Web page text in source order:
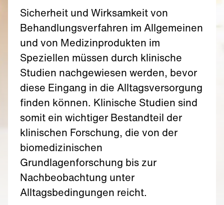
Sicherheit und Wirksamkeit von
Behandlungsverfahren im Allgemeinen
und von Medizinprodukten im
Speziellen müssen durch klinische
Studien nachgewiesen werden, bevor
diese Eingang in die Alltagsversorgung
finden können. Klinische Studien sind
somit ein wichtiger Bestandteil der
klinischen Forschung, die von der
biomedizinischen
Grundlagenforschung bis zur
Nachbeobachtung unter
Alltagsbedingungen reicht.